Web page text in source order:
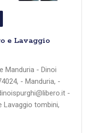
e Lavaggio
Manduria - Dinoi
- Manduria, -
-
Lavaggio tombini,